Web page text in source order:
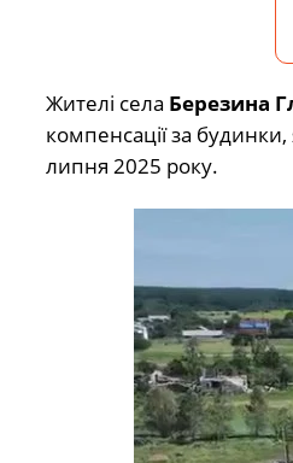
Жителі села Березина
компенсації за
липня 2025 року.